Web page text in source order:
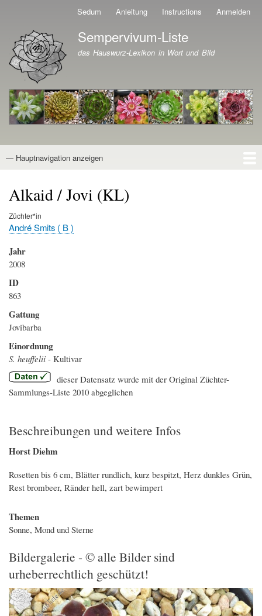
Direkt
zum
Inhalt
Sedum Anleitung Instructions Anmelden
Branding der Website
Sempervivum-Liste
das Hauswurz-Lexikon in Wort und Bild
Hauptnavigation
— Hauptnavigation anzeigen
Alkaid / Jovi (KL)
Züchter*in
André Smits ( B )
Jahr
2008
ID
863
Gattung
Jovibarba
Einordnung
S. heuffelii - Kultivar
dieser Datensatz wurde mit der Original Züchter-
Sammlungs-Liste 2010 abgeglichen
Beschreibungen und weitere Infos
Horst Diehm
Rosetten bis 6 cm, Blätter rundlich, kurz bespitzt, Herz dunkles Grün,
Rest brombeer, Ränder hell, zart bewimpert
Themen
Sonne, Mond und Sterne
Bildergalerie - © alle Bilder sind
urheberrechtlich geschützt!